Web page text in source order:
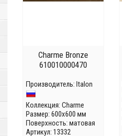
Charme Bronze
610010000470
Производитель: Italon
Коллекция: Charme
Размер: 600x600 мм
Поверхность: матовая
Артикул: 13332